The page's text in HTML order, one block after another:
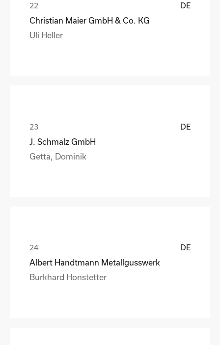
DE
Christian Maier GmbH & Co. KG
Uli Heller
DE
J. Schmalz GmbH
Getta, Dominik
DE
Albert Handtmann Metallgusswerk
Burkhard Honstetter